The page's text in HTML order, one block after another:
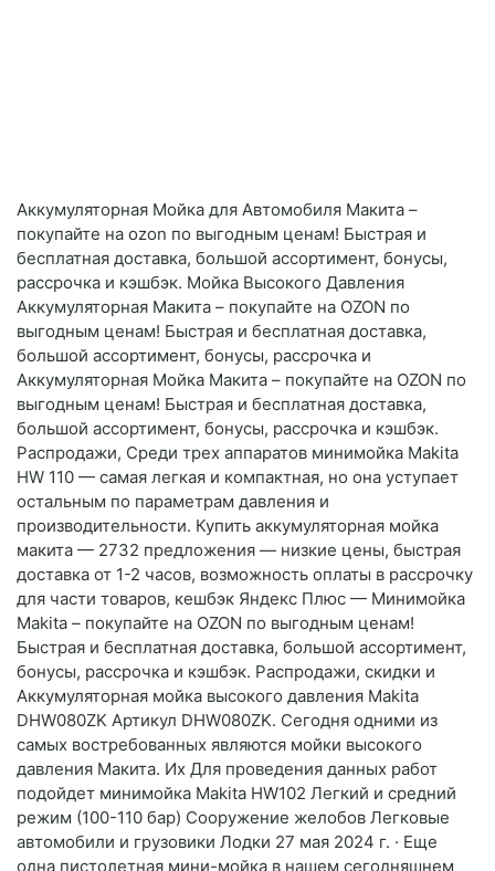
Аккумуляторная Мойка для Автомобиля Макита –
покупайте на ozon по выгодным ценам! Быстрая и
бесплатная доставка, большой ассортимент, бонусы,
рассрочка и кэшбэк. Мойка Высокого Давления
Аккумуляторная Макита – покупайте на OZON по
выгодным ценам! Быстрая и бесплатная доставка,
большой ассортимент, бонусы, рассрочка и
Аккумуляторная Мойка Макита – покупайте на OZON по
выгодным ценам! Быстрая и бесплатная доставка,
большой ассортимент, бонусы, рассрочка и кэшбэк.
Распродажи, Среди трех аппаратов минимойка Makita
HW 110 — самая легкая и компактная, но она уступает
остальным по параметрам давления и
производительности. Купить аккумуляторная мойка
макита — 2732 предложения — низкие цены, быстрая
доставка от 1-2 часов, возможность оплаты в рассрочку
для части товаров, кешбэк Яндекс Плюс — Минимойка
Makita – покупайте на OZON по выгодным ценам!
Быстрая и бесплатная доставка, большой ассортимент,
бонусы, рассрочка и кэшбэк. Распродажи, скидки и
Аккумуляторная мойка высокого давления Makita
DHW080ZK Артикул DHW080ZK. Сегодня одними из
самых востребованных являются мойки высокого
давления Макита. Их Для проведения данных работ
подойдет минимойка Makita HW102 Легкий и средний
режим (100-110 бар) Сооружение желобов Легковые
автомобили и грузовики Лодки 27 мая 2024 г. · Еще
одна пистолетная мини-мойка в нашем сегодняшнем